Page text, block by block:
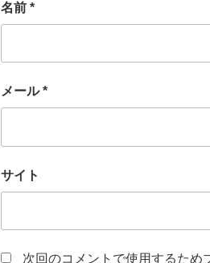
名前 *
メール*
サイト
次回のコメントで使用するため